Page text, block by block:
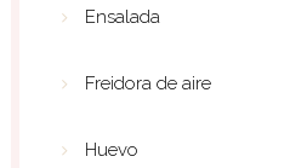
Ensalada
Freidora de aire
Huevo